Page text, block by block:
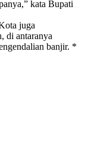
kata Bupati
juga
di antaranya
banjir. *